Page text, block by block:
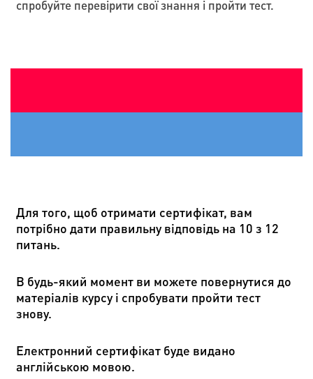
спробуйте перевірити свої знання і пройти тест.
Для того, щоб отримати сертифікат, вам
потрібно дати правильну відповідь на 10 з 12
питань.
В будь-який момент ви можете повернутися до
матеріалів курсу і спробувати пройти тест
знову.
Електронний сертифікат буде видано
англійською мовою.